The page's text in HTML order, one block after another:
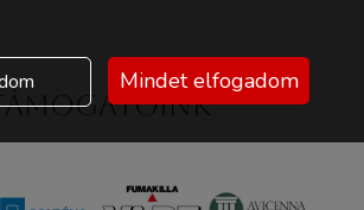
Mindet elfogadom